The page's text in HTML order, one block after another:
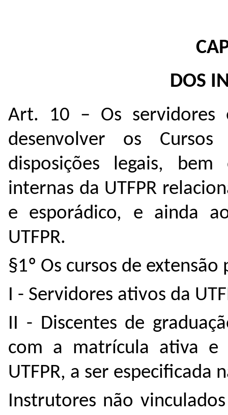
DOS
Art. 10 – Os servidores
desenvolver os
disposições legais,
internas da UTFPR
e esporádico, e ainda
UTFPR.
§1º Os cursos de
I - Servidores ativos da
II - Discentes de
com a matrícula ativa e
UTFPR, a ser especificada
Instrutores não